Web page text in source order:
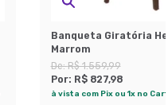
Banqueta Giratória
Marrom
De:R$ 1.559,99
Por: R$ 827,98
à vista com Pix ou 1x no